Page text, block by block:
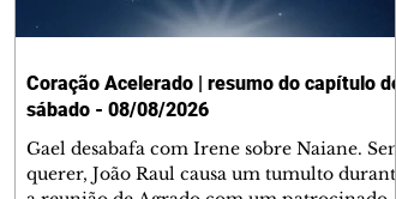
Coração Acelerado | resumo do capítulo de
sábado - 08/08/2026
Gael desabafa com Irene sobre Naiane. Sem
querer, João Raul causa um tumulto durante